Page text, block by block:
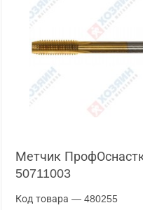
Метчик
50711003
Код товара — 480255